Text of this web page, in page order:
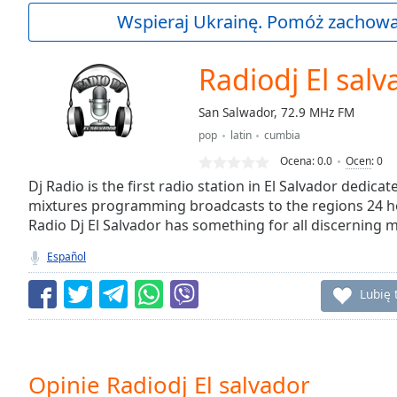
Current
Seek to
live,
currently
behind
Remaining
Time-
Wspieraj Ukrainę. Pomóż
Radiodj El
San Salwador, 72.9 MHz FM
pop latin
cumbia
Ocena:0.0 Ocen:0
Dj Radio is the first radio station in El Salvador
mixtures programming broadcasts to the regions 24
Radio Dj El Salvador has something for all discerning
Español
Lubię
Opinie Radiodj El salvador